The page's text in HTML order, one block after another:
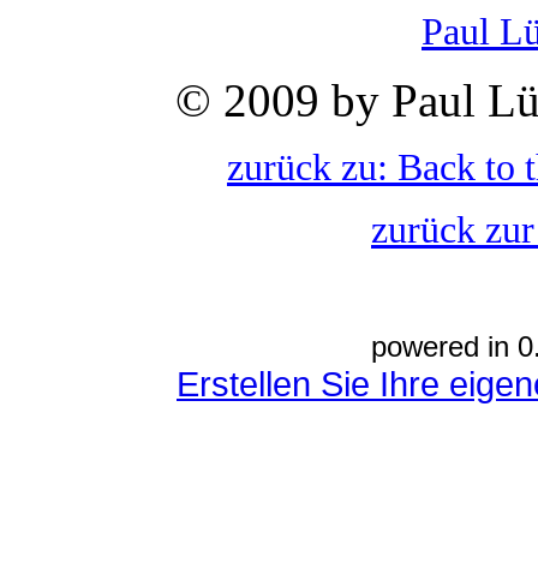
Paul
© 2009 by Paul
zurück zu: Back to
zurück
powered in
Erstellen Sie Ihre